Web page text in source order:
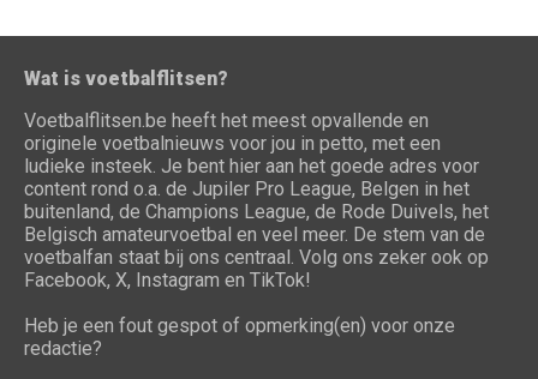
Wat is voetbalflitsen?
Voetbalflitsen.be heeft het meest opvallende en
originele voetbalnieuws voor jou in petto, met een
ludieke insteek. Je bent hier aan het goede adres voor
content rond o.a. de Jupiler Pro League, Belgen in het
buitenland, de Champions League, de Rode Duivels, het
Belgisch amateurvoetbal en veel meer. De stem van de
voetbalfan staat bij ons centraal. Volg ons zeker ook op
Facebook, X, Instagram en TikTok!
Heb je een fout gespot of opmerking(en) voor onze
redactie?